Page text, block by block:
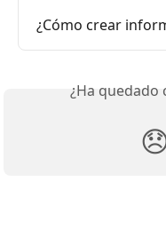
¿Cómo crear
¿Ha